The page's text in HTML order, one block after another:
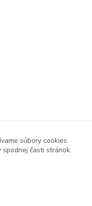
Cortsúbory cookies.
časti stránok.